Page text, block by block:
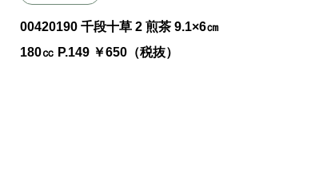
00420190 千段十草 2 煎茶 9.1×6㎝
180㏄ P.149 ￥650（税抜）